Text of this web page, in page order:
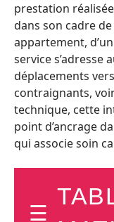
prestation
dans son cadre de
appartement,
service s’adresse
déplacements
contraignants,
technique, cette
point d’ancrage
qui associe soin